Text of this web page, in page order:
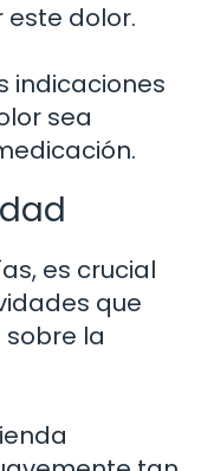
dolor.
indicaciones
sea
es crucial
que
la